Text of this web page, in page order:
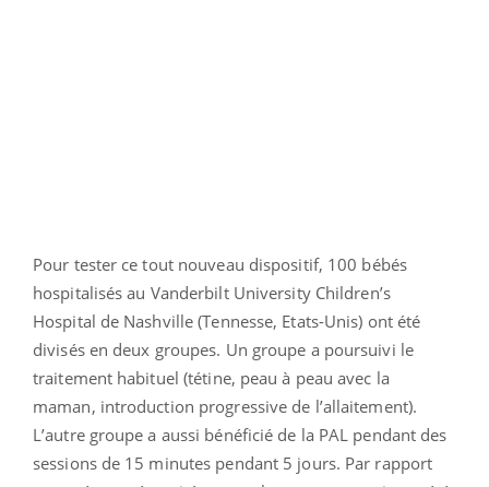
Pour tester ce tout nouveau dispositif, 100 bébés
hospitalisés au Vanderbilt University Children’s
Hospital de Nashville (Tennesse, Etats-Unis) ont été
divisés en deux groupes. Un groupe a poursuivi le
traitement habituel (tétine, peau à peau avec la
maman, introduction progressive de l’allaitement).
L’autre groupe a aussi bénéficié de la PAL pendant des
sessions de 15 minutes pendant 5 jours. Par rapport